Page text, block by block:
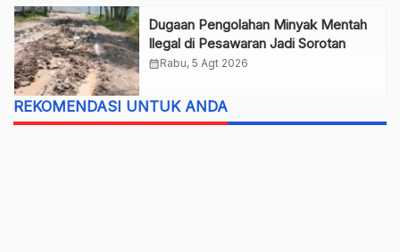
Dugaan Pengolahan Minyak Mentah
Ilegal di Pesawaran Jadi Sorotan
calendar_monthRabu, 5 Agt 2026
REKOMENDASI UNTUK ANDA